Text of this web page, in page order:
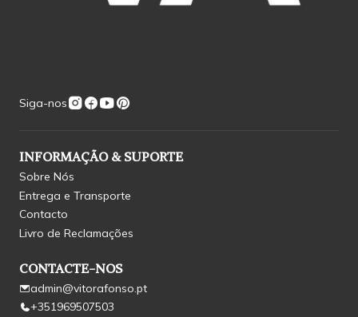
Siga-nos
INFORMAÇÃO & SUPORTE
Sobre Nós
Entrega e Transporte
Contacto
Livro de Reclamações
CONTACTE-NOS
admin@vitorafonso.pt
+351969507503